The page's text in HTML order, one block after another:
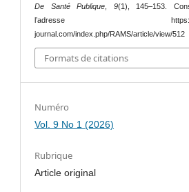
De Santé Publique
9(1), 145–153.
l’adresse https://
journal.com/index.php/RAMS/article/view/512
Formats de citations
Numéro
Vol. 9 No 1 (2026)
Rubrique
Article original